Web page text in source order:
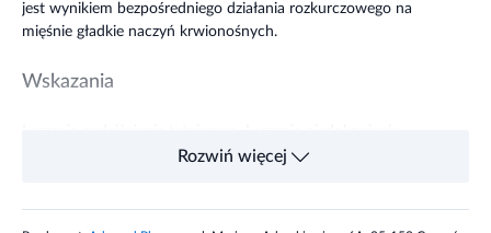
jest wynikiem bezpośredniego działania rozkurczowego na
mięśnie gładkie naczyń krwionośnych.
Wskazania
mięśnia sercowego. Przewlekła, stabilna dławica piersiowa
Rozwiń więcej